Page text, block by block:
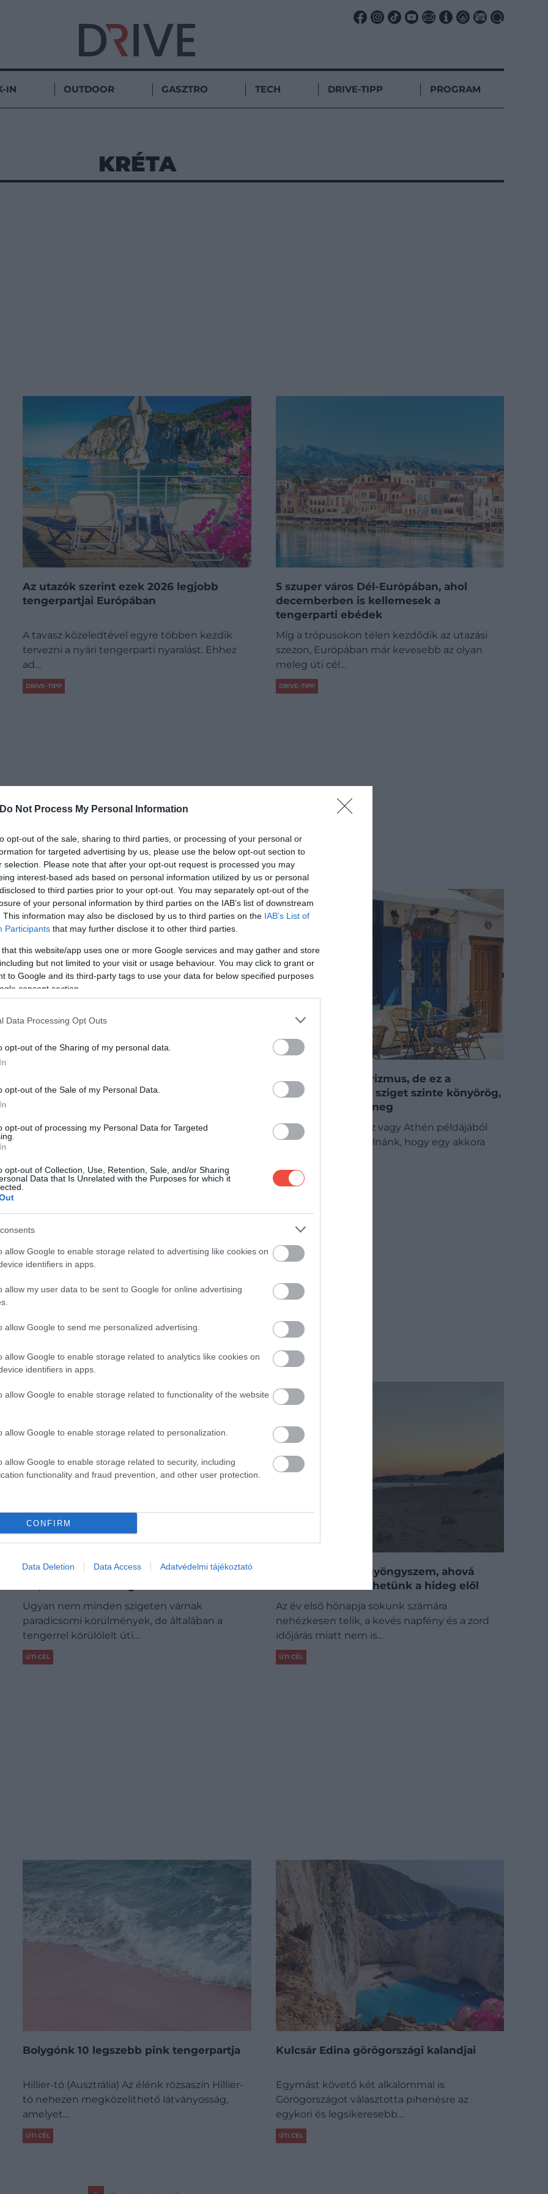
Do Not Process My Personal Information
opt-out of the sale, sharing to third parties, or processing of your personal or
for targeted advertising by us, please use the below opt-out section to
selection. Please note that after your opt-out request is processed you may
interest-based ads based on personal information utilized by us or personal
to third parties prior to your opt-out. You may separately opt-out of the
of your personal information by third parties on the IAB’s list of downstream
This information may also be disclosed by us to third parties on the IAB’s List of
Participants that may further disclose it to other third parties.
that this website/app uses one or more Google services and may gather and store
but not limited to your visit or usage behaviour. You may click to grant or
to Google and its third-party tags to use your data for below specified purposes
consent section.
Data Processing Opt Outs
opt-out of the Sharing of my personal data.
opt-out of the Sale of my Personal Data.
opt-out of processing my Personal Data for Targeted
opt-out of Collection, Use, Retention, Sale, and/or Sharing
Data that Is Unrelated with the Purposes for which it
allow Google to enable storage related to advertising like cookies on
identifiers in apps.
allow my user data to be sent to Google for online advertising
allow Google to send me personalized advertising.
allow Google to enable storage related to analytics like cookies on
identifiers in apps.
allow Google to enable storage related to functionality of the website
allow Google to enable storage related to personalization.
allow Google to enable storage related to security, including
functionality and fraud prevention, and other user protection.
CONFIRM
Data Deletion Data Access Adatvédelmi tájékoztató
IN OUTDOOR GASZTRO TECH DRIVE-TIPP PROGRAM
KRÉTA
Az utazók szerint ezek 2026 legjobb
tengerpartjai Európában
A tavasz közeledtével egyre többen kezdik
tervezni a nyári tengerparti nyaralást. Ehhez
ad…
DRIVE-TIPP
5 szuper város Dél-Európában, ahol
decemberben is kellemesek a
tengerparti ebédek
Míg a trópusokon télen kezdődik az utazási
szezon, Európában már kevesebb az olyan
meleg úti cél…
DRIVE-TIPP
adtak ki a hatóságok
Cunamiriadót adtak ki a hatóságok, miután
ÚTI CÉL
Máshol fáj a túlturizmus, de ez a
gyönyörű európai sziget szinte könyörög,
hogy látogassuk meg
Szantorini, Míkonosz vagy Athén példájából
kiindulva azt gondolnánk, hogy egy akkora
ÚTI CÉL
Szigeten nyaralnál? 10 megfizethető úti
Ugyan nem minden szigeten várnak
paradicsomi körülmények, de általában a
tengerrel körülölelt úti…
ÚTI CÉL
​5 rejtett európai gyöngyszem, ahová
bátran elmenekülhetünk a hideg elől
Az év első hónapja sokunk számára
nehézkesen telik, a kevés napfény és a zord
időjárás miatt nem is…
ÚTI CÉL
Bolygónk 10 legszebb pink tengerpartja
Hillier-tó (Ausztrália) Az élénk rózsaszín Hillier-
tó nehezen megközelíthető látványosság,
amelyet…
ÚTI CÉL
Kulcsár Edina görögországi kalandjai
Egymást követő két alkalommal is
Görögországot választotta pihenésre az
egykori és legsikeresebb…
ÚTI CÉL